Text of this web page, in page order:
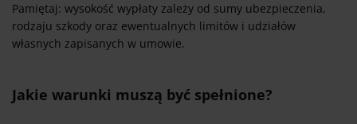
Pamiętaj: wysokość wypłaty zależy od sumy ubezpieczenia,
rodzaju szkody oraz ewentualnych limitów i udziałów
własnych zapisanych w umowie.
Jakie warunki muszą być spełnione?